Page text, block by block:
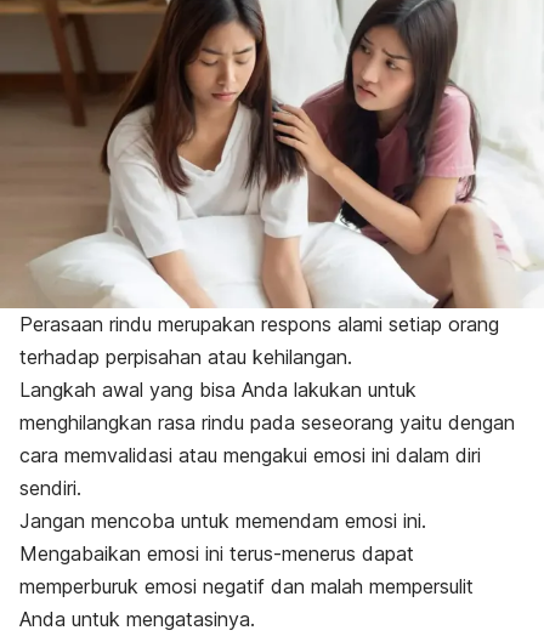
Perasaan rindu merupakan respons alami setiap orang
terhadap perpisahan atau kehilangan.
Langkah awal yang bisa Anda lakukan untuk
menghilangkan rasa rindu pada seseorang yaitu dengan
cara memvalidasi atau mengakui emosi ini dalam diri
sendiri.
Jangan mencoba untuk memendam emosi ini.
Mengabaikan emosi ini terus-menerus dapat
memperburuk emosi negatif dan malah mempersulit
Anda untuk mengatasinya.